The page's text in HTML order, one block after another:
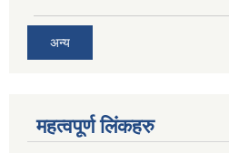
अन्य
महत्वपूर्ण लिंकहरु